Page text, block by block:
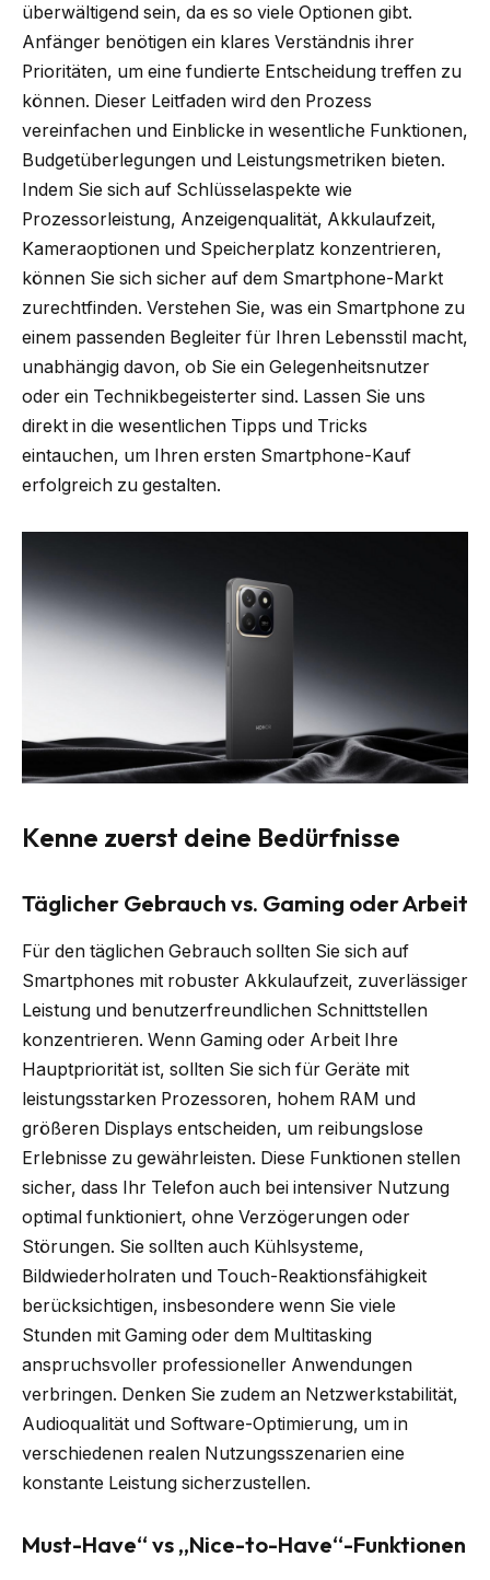
überwältigend sein, da es so viele Optionen gibt.
Anfänger benötigen ein klares Verständnis ihrer
Prioritäten, um eine fundierte Entscheidung treffen zu
können. Dieser Leitfaden wird den Prozess
vereinfachen und Einblicke in wesentliche Funktionen,
Budgetüberlegungen und Leistungsmetriken bieten.
Indem Sie sich auf Schlüsselaspekte wie
Prozessorleistung, Anzeigenqualität, Akkulaufzeit,
Kameraoptionen und Speicherplatz konzentrieren,
können Sie sich sicher auf dem Smartphone-Markt
zurechtfinden. Verstehen Sie, was ein Smartphone zu
einem passenden Begleiter für Ihren Lebensstil macht,
unabhängig davon, ob Sie ein Gelegenheitsnutzer
oder ein Technikbegeisterter sind. Lassen Sie uns
direkt in die wesentlichen Tipps und Tricks
eintauchen, um Ihren ersten Smartphone-Kauf
erfolgreich zu gestalten.
Kenne zuerst deine Bedürfnisse
Täglicher Gebrauch vs. Gaming oder Arbeit
Für den täglichen Gebrauch sollten Sie sich auf
Smartphones mit robuster Akkulaufzeit, zuverlässiger
Leistung und benutzerfreundlichen Schnittstellen
konzentrieren. Wenn Gaming oder Arbeit Ihre
Hauptpriorität ist, sollten Sie sich für Geräte mit
leistungsstarken Prozessoren, hohem RAM und
größeren Displays entscheiden, um reibungslose
Erlebnisse zu gewährleisten. Diese Funktionen stellen
sicher, dass Ihr Telefon auch bei intensiver Nutzung
optimal funktioniert, ohne Verzögerungen oder
Störungen. Sie sollten auch Kühlsysteme,
Bildwiederholraten und Touch-Reaktionsfähigkeit
berücksichtigen, insbesondere wenn Sie viele
Stunden mit Gaming oder dem Multitasking
anspruchsvoller professioneller Anwendungen
verbringen. Denken Sie zudem an Netzwerkstabilität,
Audioqualität und Software-Optimierung, um in
verschiedenen realen Nutzungsszenarien eine
konstante Leistung sicherzustellen.
Must-Have“ vs „Nice-to-Have“-Funktionen